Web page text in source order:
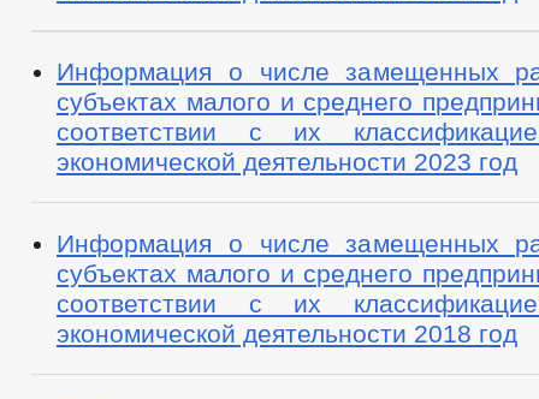
Информация о числе замещенных
субъектах малого и среднего
соответствии с их
экономической деятельности 2023 год
Информация о числе замещенных
субъектах малого и среднего
соответствии с их
экономической деятельности 2018 год